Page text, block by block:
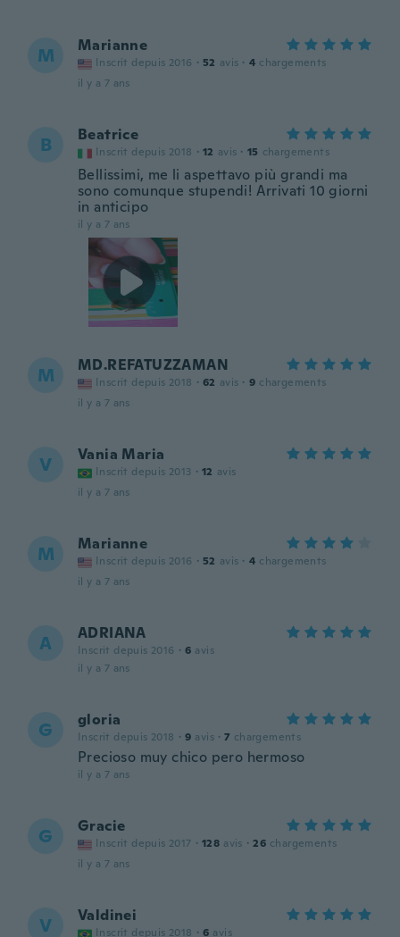
M Marianne
Inscrit depuis 2016 · 52 avis · 4 chargements
il y a 7 ans
B Beatrice
Inscrit depuis 2018 · 12 avis · 15 chargements
Bellissimi, me li aspettavo più grandi ma
sono comunque stupendi! Arrivati 10 giorni
in anticipo
il y a 7 ans
M MD.REFATUZZAMAN
Inscrit depuis 2018 · 62 avis · 9 chargements
il y a 7 ans
V Vania Maria
Inscrit depuis 2013 · 12 avis
il y a 7 ans
M Marianne
Inscrit depuis 2016 · 52 avis · 4 chargements
il y a 7 ans
A ADRIANA
Inscrit depuis 2016 · 6 avis
il y a 7 ans
G gloria
Inscrit depuis 2018 · 9 avis · 7 chargements
Precioso muy chico pero hermoso
il y a 7 ans
G Gracie
Inscrit depuis 2017 · 128 avis · 26 chargements
il y a 7 ans
V Valdinei
Inscrit depuis 2018 · 6 avis